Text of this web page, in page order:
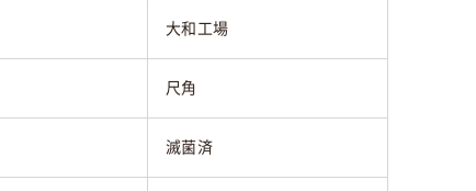
大和工場
尺角
滅菌済